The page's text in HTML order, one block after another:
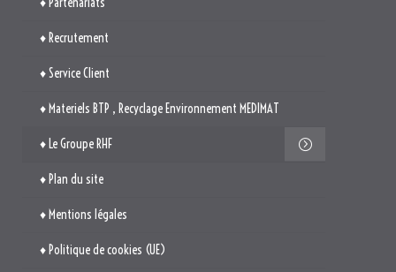
♦ Recrutement
♦ Service Client
♦ Materiels BTP , Recyclage Environnement MEDIMAT
♦ Le Groupe RHF
♦ Plan du site
♦ Mentions légales
♦ Politique de cookies (UE)